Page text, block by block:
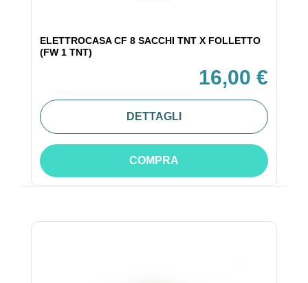
ELETTROCASA CF 8 SACCHI TNT X FOLLETTO
(FW 1 TNT)
16,00 €
DETTAGLI
COMPRA